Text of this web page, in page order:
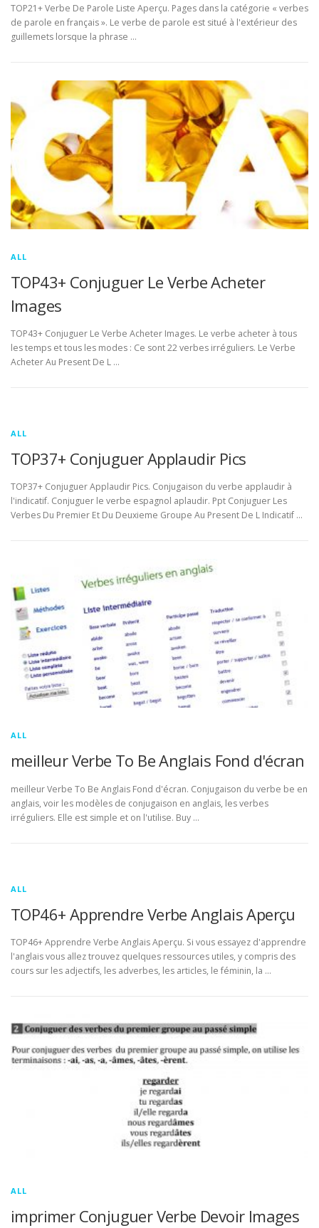
TOP21+ Verbe De Parole Liste Aperçu. Pages dans la catégorie « verbes
de parole en français ». Le verbe de parole est situé à l'extérieur des
guillemets lorsque la phrase …
ALL
TOP43+ Conjuguer Le Verbe Acheter
Images
TOP43+ Conjuguer Le Verbe Acheter Images. Le verbe acheter à tous
les temps et tous les modes : Ce sont 22 verbes irréguliers. Le Verbe
Acheter Au Present De L …
ALL
TOP37+ Conjuguer Applaudir Pics
TOP37+ Conjuguer Applaudir Pics. Conjugaison du verbe applaudir à
l'indicatif. Conjuguer le verbe espagnol aplaudir. Ppt Conjuguer Les
Verbes Du Premier Et Du Deuxieme Groupe Au Present De L Indicatif …
ALL
meilleur Verbe To Be Anglais Fond d'écran
meilleur Verbe To Be Anglais Fond d'écran. Conjugaison du verbe be en
anglais, voir les modèles de conjugaison en anglais, les verbes
irréguliers. Elle est simple et on l'utilise. Buy …
ALL
TOP46+ Apprendre Verbe Anglais Aperçu
TOP46+ Apprendre Verbe Anglais Aperçu. Si vous essayez d'apprendre
l'anglais vous allez trouvez quelques ressources utiles, y compris des
cours sur les adjectifs, les adverbes, les articles, le féminin, la …
ALL
imprimer Conjuguer Verbe Devoir Images